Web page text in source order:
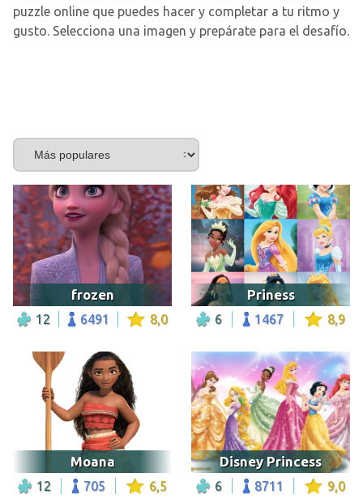
puzzle online que puedes hacer y completar a tu ritmo y
gusto. Selecciona una imagen y prepárate para el desafío.
frozen
12 6491 8,0
Priness
6 1467 8,9
Moana
12 705 6,5
Disney Princess
6 8711 9,0